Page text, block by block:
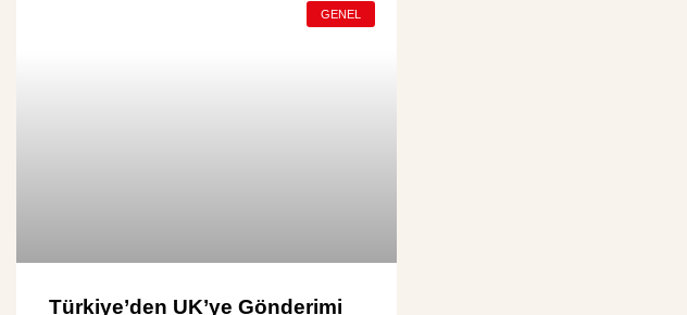
GENEL
Türkiye’den UK’ye Gönderimi